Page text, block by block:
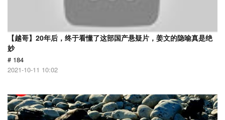
【越哥】20年后，终于看懂了这部国产悬疑片，姜文的隐喻真是绝
妙
# 184
2021-10-11 10:02